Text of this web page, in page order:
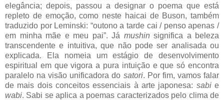
elegância; depois, passou a designar o poema que está
repleto de emoção, como neste haicai de Buson, também
traduzido por Leminski: “outono a tarde cai / penso apenas /
em minha mãe e meu pai”. Já mushin significa a beleza
transcendente e intuitiva, que não pode ser analisada ou
explicada. Ela nomeia um estágio de desenvolvimento
espiritual em que vigora a pura intuição e que só encontra
paralelo na visão unificadora do satori. Por fim, vamos falar
de mais dois conceitos essenciais à arte japonesa: sabie
wabi. Sabi se aplica a poemas caracterizados pelo clima de